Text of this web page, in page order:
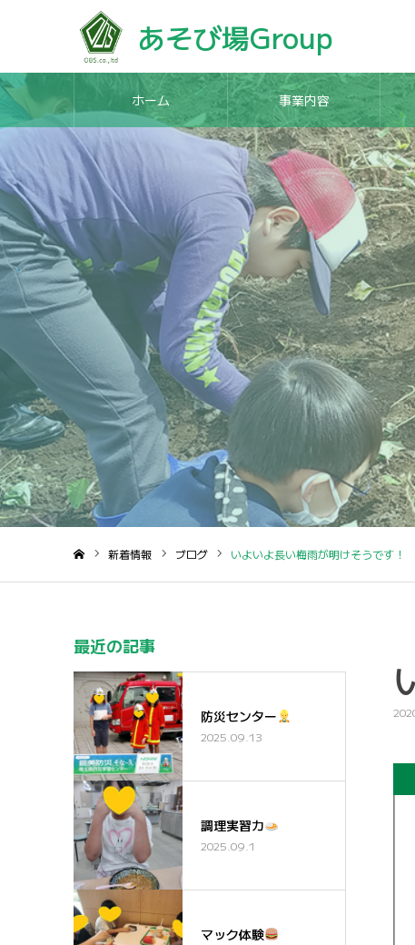
あそび場Group
ホーム 事業内容
新着情報 ブログ いよいよ長い梅雨が明けそうです！
最近の記事
防災センター
2025.09.13
調理実習カ
2025.09.1
マック体験